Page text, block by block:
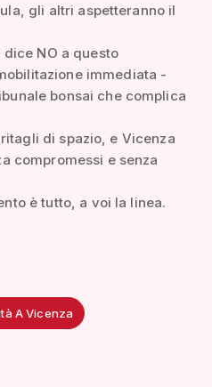
gli altri aspetteranno il
NO a questo
immediata -
bonsai che complica
di spazio, e Vicenza
compromessi e senza
è tutto, a voi la linea.
A Vicenza